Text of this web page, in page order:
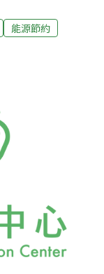
採光系統，目的
業省）策劃領
年前開始有公共
貴、知名度低，
戶集體採用此系
於1年前得知南
全體35戶住戶
光，因此改採
商，最後確定設
能源節約